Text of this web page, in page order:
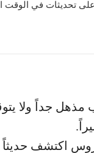
تحديثات في الوقت
جداً ولا
اكتشف